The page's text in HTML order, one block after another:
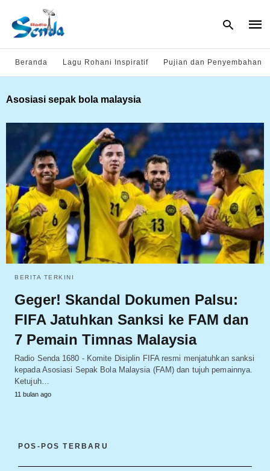
and
hit
Beranda Lagu Rohani Inspiratif Pujian dan Penyembahan
Asosiasi sepak bola malaysia
BERITA TERKINI
Geger! Skandal Dokumen Palsu:
FIFA Jatuhkan Sanksi ke FAM dan
7 Pemain Timnas Malaysia
Radio Senda 1680 - Komite Disiplin FIFA resmi menjatuhkan sanksi
kepada Asosiasi Sepak Bola Malaysia (FAM) dan tujuh pemainnya.
Ketujuh…
11 bulan ago
POS-POS TERBARU